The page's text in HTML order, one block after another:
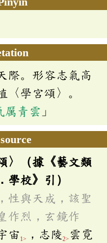
際。形容志氣高
〈學宮頌〉。
厲青雲 」
〉（據《藝文類
學校》引）
性與天成，該聖
作烈，玄鏡作
宙 1> ，志陵2> 雲霓